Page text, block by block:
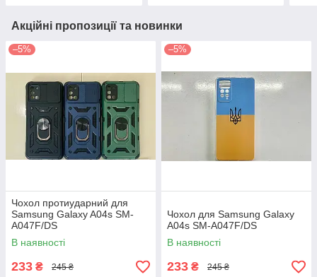
Акційні пропозиції та новинки
–5%
Чохол протиударний для
Samsung Galaxy A04s SM-
A047F/DS
В наявності
233 ₴ 245 ₴
–5%
Чохол для Samsung Galaxy
A04s SM-A047F/DS
В наявності
233 ₴ 245 ₴